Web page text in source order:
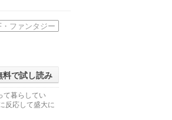
・ファンタジー
料で試し読み
て暮らしてい
反応して盛大に